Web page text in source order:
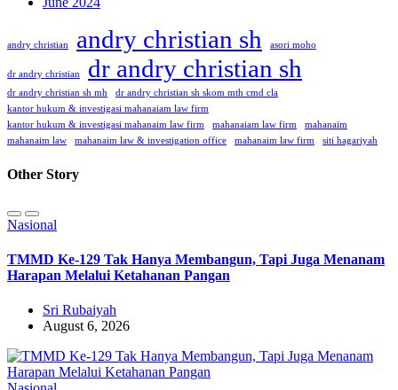
andry christian andry christian sh asori moho
dr andry christian dr andry christian sh
dr andry christian sh mh
dr andry christian sh skom mth cmd cla
kantor hukum & investigasi mahanaiam law firm
kantor hukum & investigasi mahanaim law firm
mahanaiam law firm
mahanaim
mahanaim law
mahanaim law & investigation office mahanaim law firm siti hagariyah
Other Story
Nasional
TMMD Ke-129 Tak Hanya Membangun, Tapi Juga Menanam
Harapan Melalui Ketahanan Pangan
Sri Rubaiyah
August 6, 2026